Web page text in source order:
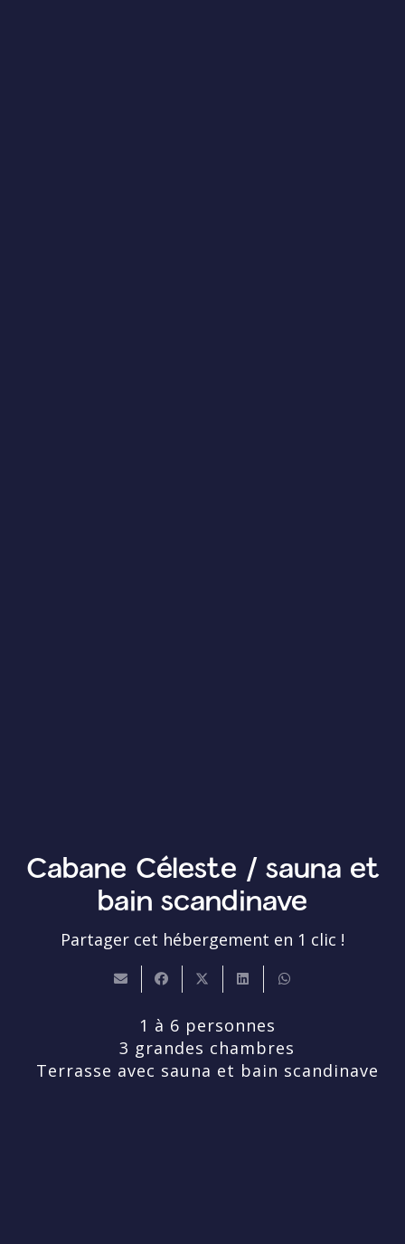
Cabane Céleste / sauna et
bain scandinave
Partager cet hébergement en 1 clic !
1 à 6 personnes
3 grandes chambres
Terrasse avec sauna et bain scandinave